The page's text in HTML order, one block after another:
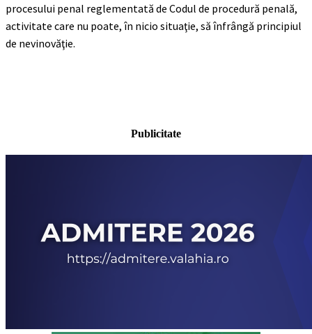
procesului penal reglementată de Codul de procedură penală,
activitate care nu poate, în nicio situaţie, să înfrângă principiul
de nevinovăţie.
Publicitate